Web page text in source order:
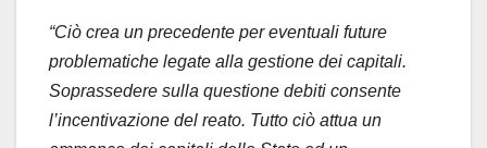
“Ciò crea un precedente per eventuali future
problematiche legate alla gestione dei capitali.
Soprassedere sulla questione debiti consente
l’incentivazione del reato. Tutto ciò attua un